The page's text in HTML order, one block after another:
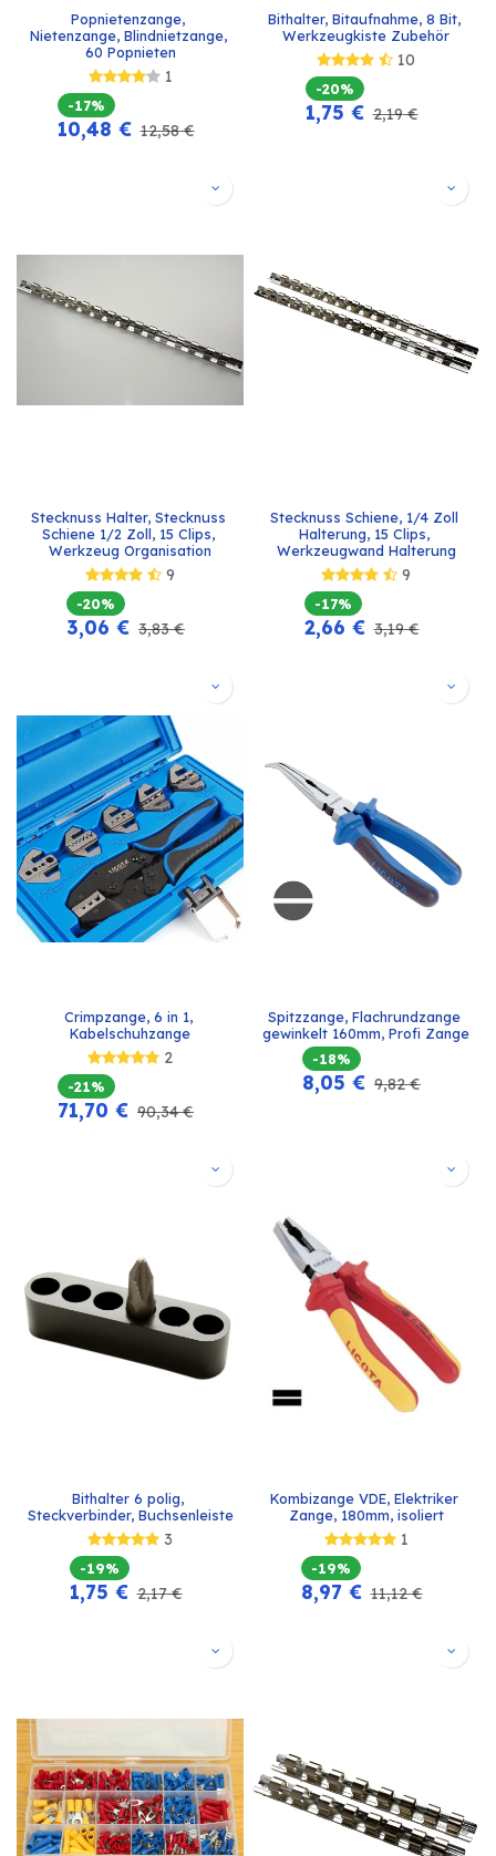
Popnietenzange,
Nietenzange, Blindnietzange,
60 Popnieten
1
-17%
10,48 € 12,58€
Bithalter, Bitaufnahme, 8 Bit,
Werkzeugkiste Zubehör
10
-20%
1,75 € 2,19€
Stecknuss Halter, Stecknuss
Schiene 1/2 Zoll, 15 Clips,
Werkzeug Organisation
9
-20%
3,06 € 3,83€
Stecknuss Schiene, 1/4 Zoll
Halterung, 15 Clips,
Werkzeugwand Halterung
9
-17%
2,66 € 3,19€
Crimpzange, 6 in 1,
Kabelschuhzange
2
-21%
71,70 € 90,34€
Spitzzange, Flachrundzange
gewinkelt 160mm, Profi Zange
-18%
8,05 € 9,82€
Bithalter 6 polig,
Steckverbinder, Buchsenleiste
3
-19%
1,75 € 2,17€
Kombizange VDE, Elektriker
Zange, 180mm, isoliert
1
-19%
8,97€ 11,12€